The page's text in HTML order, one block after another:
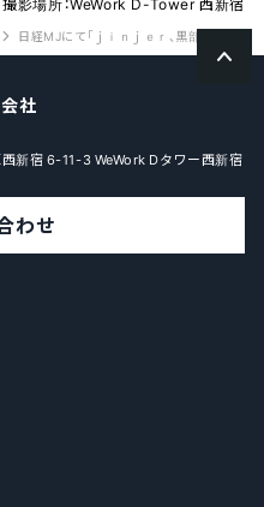
日経ⅯJにて「ｊｉｎｊｅｒ、黒部市社協と
社
新宿 6-11-3 WeWork Dタワー西新宿
わせ